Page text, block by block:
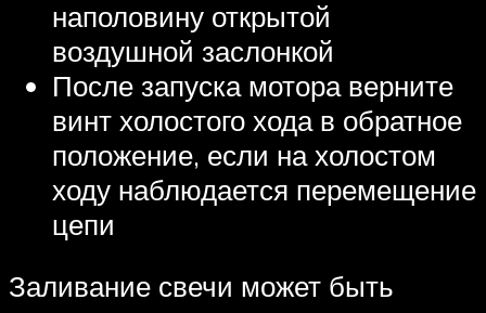
наполовину открытой
воздушной заслонкой
После запуска мотора верните
винт холостого хода в обратное
положение, если на холостом
ходу наблюдается перемещение
цепи
Заливание свечи может быть